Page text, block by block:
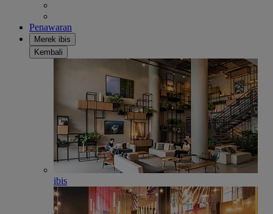
Penawaran
Merek ibis
Kembali
ibis